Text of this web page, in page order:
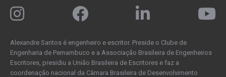
Alexandre Santos é engenheiro e escritor. Preside o Clube de
Engenharia de Pernambuco e a Associação Brasileira de Engenheiros
Escritores, presidiu a União Brasileira de Escritores e faz a
coordenação nacional da Câmara Brasileira de Desenvolvimento